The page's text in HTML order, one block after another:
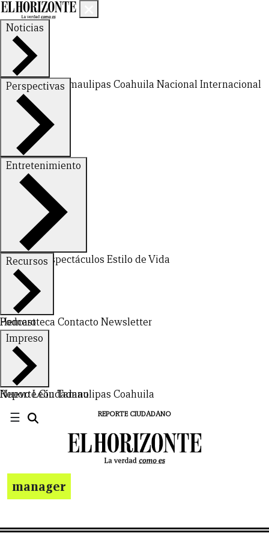
Noticias
Nuevo LeónTamaulipas Coahuila NacionalInternacional
Perspectivas
FinanzasOpinión
Entretenimiento
DeportesEspectáculos Estilo de Vida
Recursos
Hemeroteca Contacto Newsletter
Podcast
Impreso
Nuevo LeónTamaulipas Coahuila
Reporte Ciudadano
☰ REPORTE CIUDADANO
manager